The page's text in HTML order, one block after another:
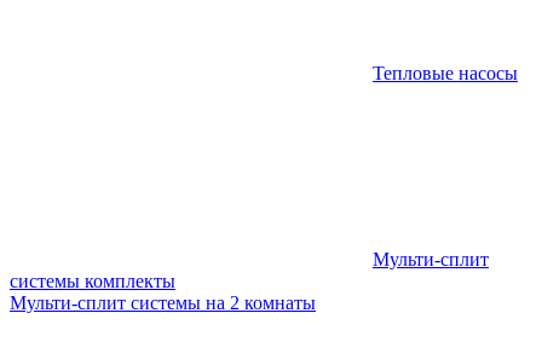
Тепловые насосы
Мульти-сплит
системы комплекты
Мульти-сплит системы на 2 комнаты